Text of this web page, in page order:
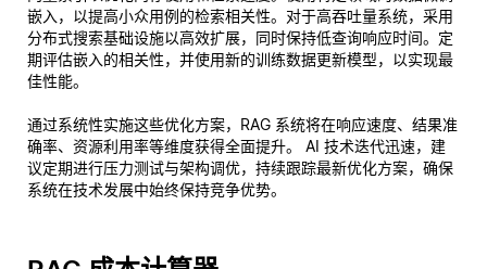
嵌入，以提高小众用例的检索相关性。对于高吞吐量系统，采用
分布式搜索基础设施以高效扩展，同时保持低查询响应时间。定
期评估嵌入的相关性，并使用新的训练数据更新模型，以实现最
佳性能。
通过系统性实施这些优化方案，RAG 系统将在响应速度、结果准
确率、资源利用率等维度获得全面提升。 AI 技术迭代迅速，建
议定期进行压力测试与架构调优，持续跟踪最新优化方案，确保
系统在技术发展中始终保持竞争优势。